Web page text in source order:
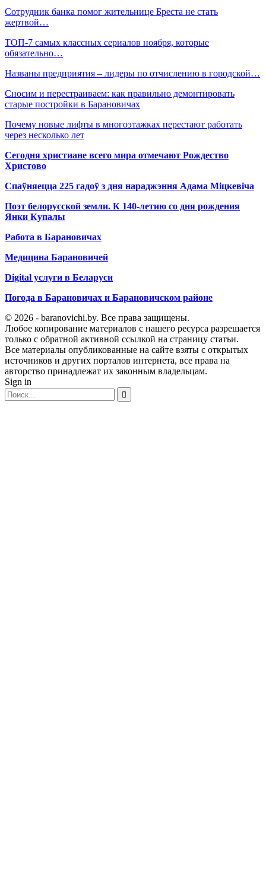
Сотрудник банка помог жительнице Бреста не стать
жертвой…
ТОП-7 самых классных сериалов ноября, которые
обязательно…
Названы предприятия – лидеры по отчислению в городской…
Сносим и перестраиваем: как правильно демонтировать
старые постройки в Барановичах
Почему новые лифты в многоэтажках перестают работать
через несколько лет
Сегодня христиане всего мира отмечают Рождество
Христово
Спаўняецца 225 гадоў з дня нараджэння Адама Міцкевіча
Поэт белорусской земли. К 140-летию со дня рождения
Янки Купалы
Работа в Барановичах
Медицина Барановичей
Digital услуги в Беларуси
Погода в Барановичах и Барановичском районе
© 2026 - baranovichi.by. Все права защищены.
Любое копирование материалов с нашего ресурса разрешается
только с обратной активной ссылкой на страницу статьи.
Все материалы опубликованные на сайте взяты с открытых
источников и других порталов интернета, все права на
авторство принадлежат их законным владельцам.
Sign in